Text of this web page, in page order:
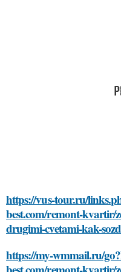
https://vus-tour.ru/
best.com/remont-kvartir/
drugimi-cvetami-kak-
https://my-wmmail.ru/